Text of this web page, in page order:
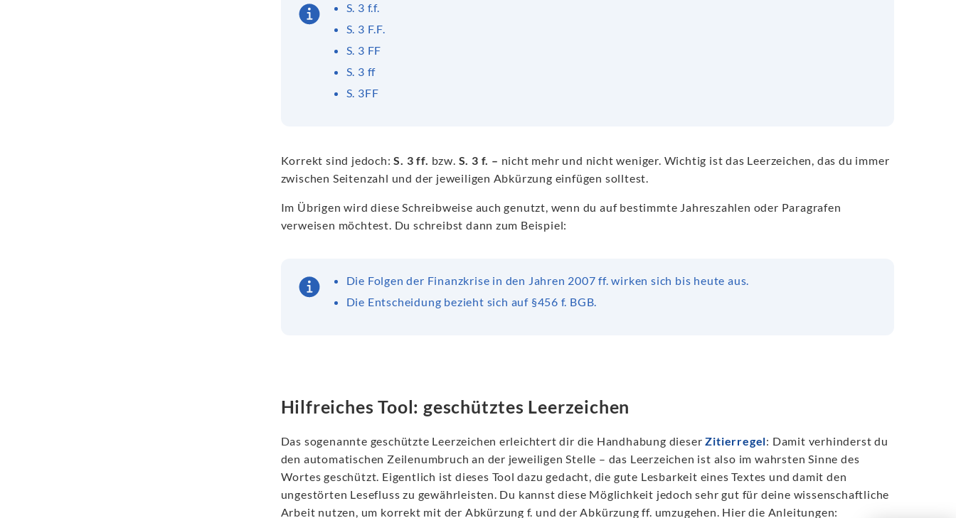
S. 3 f.f.
S. 3 F.F.
S. 3 FF
S. 3 ff
S. 3FF
Korrekt sind jedoch:S. 3 ff. bzw. S. 3 f. – nicht mehr und nicht weniger. Wichtig ist das Leerzeichen, das du immer
zwischen Seitenzahl und der jeweiligen Abkürzung einfügen solltest.
Im Übrigen wird diese Schreibweise auch genutzt, wenn du auf bestimmte Jahreszahlen oder Paragrafen
verweisen möchtest. Du schreibst dann zum Beispiel:
Die Folgen der Finanzkrise in den Jahren 2007 ff. wirken sich bis heute aus.
Die Entscheidung bezieht sich auf §456 f. BGB.
Hilfreiches Tool: geschütztes Leerzeichen
Das sogenannte geschützte Leerzeichen erleichtert dir die Handhabung dieserZitierregel: Damit verhinderst du
den automatischen Zeilenumbruch an der jeweiligen Stelle – das Leerzeichen ist also im wahrsten Sinne des
Wortes geschützt. Eigentlich ist dieses Tool dazu gedacht, die gute Lesbarkeit eines Textes und damit den
ungestörten Lesefluss zu gewährleisten. Du kannst diese Möglichkeit jedoch sehr gut für deine wissenschaftliche
Arbeit nutzen, um korrekt mit der Abkürzung f. und der Abkürzung ff. umzugehen. Hier die Anleitungen: